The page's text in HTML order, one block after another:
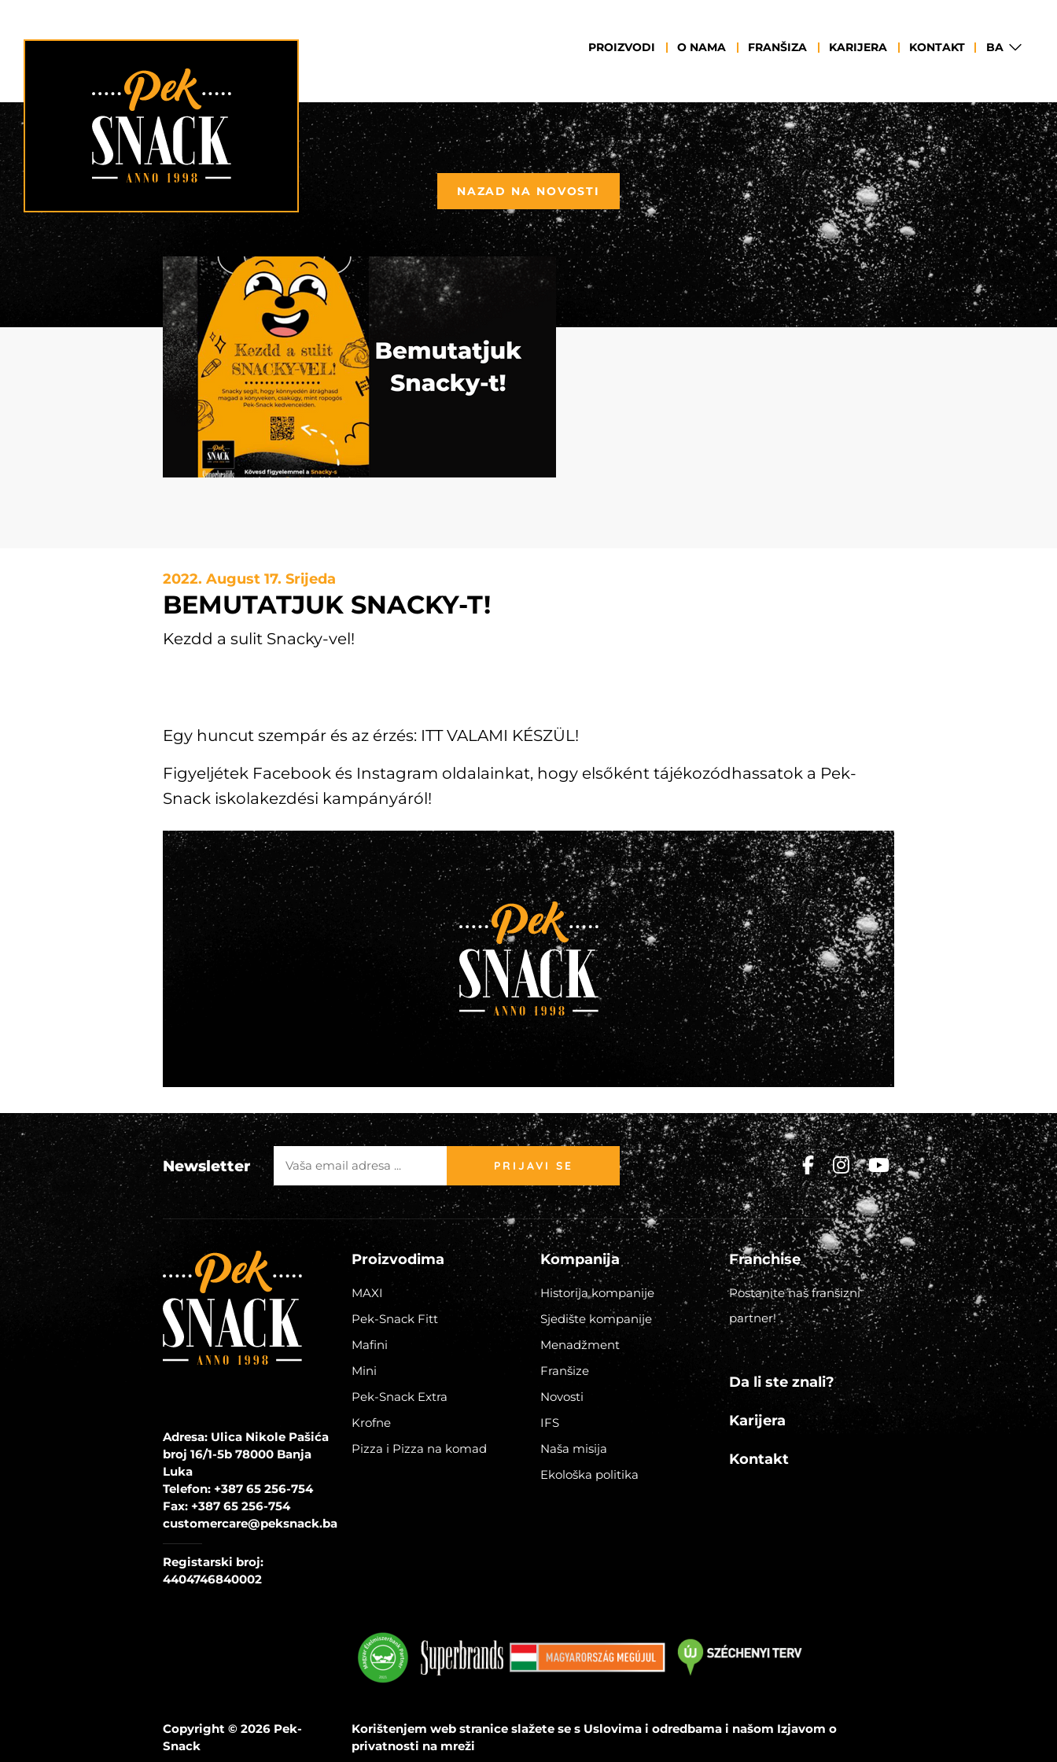
PROIZVODI O NAMA FRANŠIZA KARIJERA KONTAKT BA
NAZAD NA NOVOSTI
2022. August 17. Srijeda
BEMUTATJUK SNACKY-T!
Kezdd a sulit Snacky-vel!
Egy huncut szempár és az érzés: ITT VALAMI KÉSZÜL!
Figyeljétek Facebook és Instagram oldalainkat, hogy elsőként tájékozódhassatok a Pek-
Snack iskolakezdési kampányáról!
Newsletter PRIJAVI SE
Adresa: Ulica Nikole Pašića
broj 16/1-5b 78000 Banja
Luka
Telefon: +387 65 256-754
Fax: +387 65 256-754
customercare@peksnack.ba
Registarski broj:
4404746840002
Proizvodima
MAXI
Pek-Snack Fitt
Mafini
Mini
Pek-Snack Extra
Krofne
Pizza i Pizza na komad
Kompanija
Historija kompanije
Sjedište kompanije
Menadžment
Franšize
Novosti
IFS
Naša misija
Ekološka politika
Franchise
Postanite naš franšizni
partner!
Da li ste znali?
Karijera
Kontakt
Copyright © 2026 Pek-
Snack
Korištenjem web stranice slažete se s Uslovima i odredbama i našom Izjavom o
privatnosti na mreži